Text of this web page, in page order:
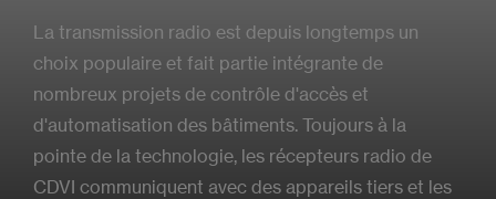
La transmission radio est depuis longtemps un
choix populaire et fait partie intégrante de
nombreux projets de contrôle d'accès et
d'automatisation des bâtiments. Toujours à la
pointe de la technologie, les récepteurs radio de
CDVI communiquent avec des appareils tiers et les